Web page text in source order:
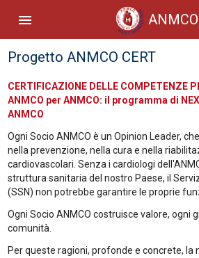
menu ANMCO
Progetto ANMCO CERT
CERTIFICAZIONE DELLE COMPETENZE
ANMCO per ANMCO: il programma di
ANMCO
Ogni Socio ANMCO è un Opinion Leader,
nella prevenzione, nella cura e nella
cardiovascolari. Senza i cardiologi
struttura sanitaria del nostro Paese, il
(SSN) non potrebbe garantire le proprie
Ogni Socio ANMCO costruisce valore, ogni
comunità.
Per queste ragioni, profonde e concrete, la